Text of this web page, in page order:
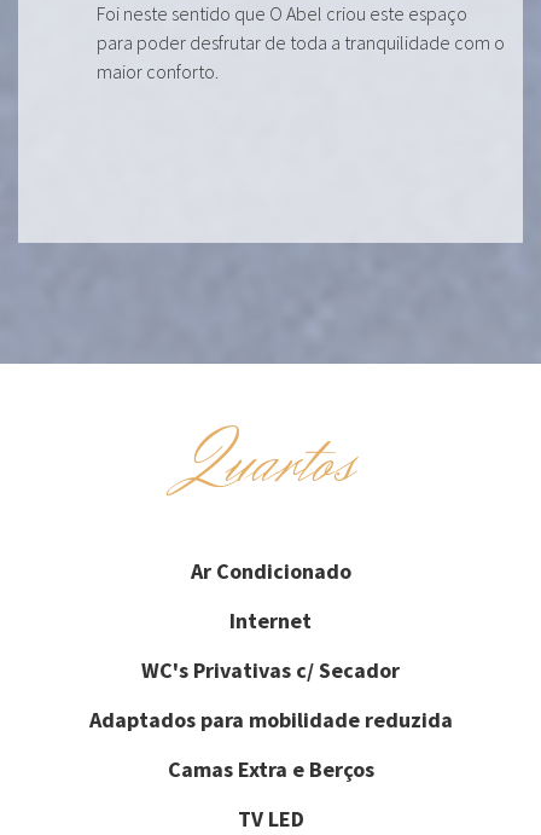
Foi neste sentido que O Abel criou este espaço
para poder desfrutar de toda a tranquilidade com o
maior conforto.
Quartos
Ar Condicionado
Internet
WC's Privativas c/ Secador
Adaptados para mobilidade reduzida
Camas Extra e Berços
TV LED